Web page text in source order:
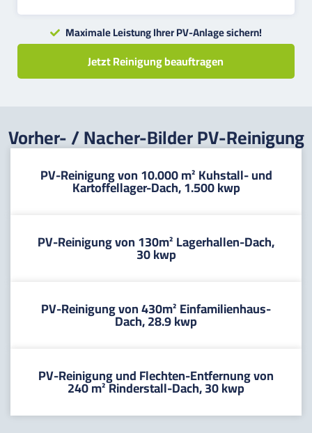
Maximale Leistung Ihrer PV-Anlage sichern!
Jetzt Reinigung beauftragen
Vorher- / Nacher-Bilder PV-Reinigung
PV-Reinigung von 10.000 m² Kuhstall- und
Kartoffellager-Dach, 1.500 kwp
PV-Reinigung von 130m² Lagerhallen-Dach,
30 kwp
PV-Reinigung von 430m² Einfamilienhaus-
Dach, 28.9 kwp
PV-Reinigung und Flechten-Entfernung von
240 m² Rinderstall-Dach, 30 kwp